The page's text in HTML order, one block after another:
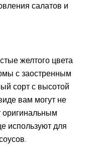
салатов и
желтого цвета
с заостренным
сорт с высотой
вам могут не
оригинальным
используют для